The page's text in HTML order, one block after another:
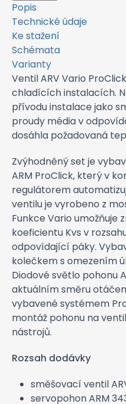
Popis
Technické údaje
Ke stažení
Schémata
Varianty
Ventil ARV Vario
chladících instalacích.
přívodu instalace jako
proudy média v
dosáhla požadovaná
Zvýhodněný set je
ARM ProClick, který v
regulátorem
ventilu je vyrobeno z
Funkce Vario umožňuje
koeficientu Kvs v
odpovídající páky.
kolečkem s omezením
Diodové světlo pohonu
aktuálním směru
vybavené systémem
montáž pohonu na
nástrojů.
Rozsah dodávky
směšovací ventil
servopohon ARM